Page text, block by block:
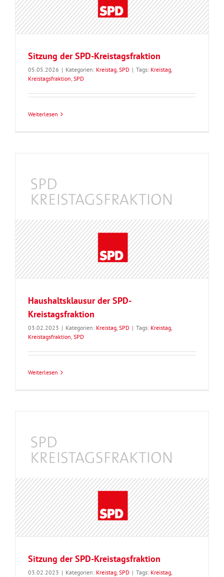
Sitzung der SPD-Kreistagsfraktion
05.05.2026 | Kategorien: Kreistag, SPD | Tags: Kreistag,
Kreistagsfraktion, SPD
Weiterlesen
Haushaltsklausur der SPD-
Kreistagsfraktion
03.02.2023 | Kategorien: Kreistag, SPD | Tags: Kreistag,
Kreistagsfraktion, SPD
Weiterlesen
Sitzung der SPD-Kreistagsfraktion
03.02.2023 | Kategorien: Kreistag, SPD | Tags: Kreistag,